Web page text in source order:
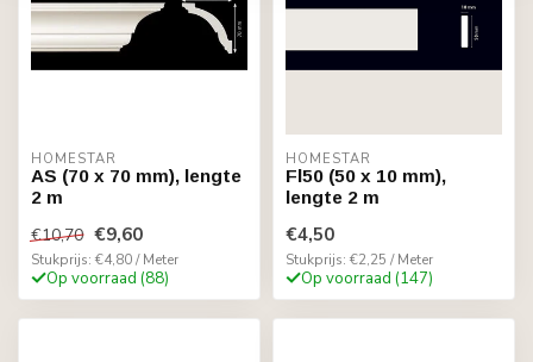
HOMESTAR
AS (70 x 70 mm), lengte
2 m
€10,70 €9,60
Stukprijs: €4,80 / Meter
Op voorraad (88)
HOMESTAR
Fl50 (50 x 10 mm),
lengte 2 m
€4,50
Stukprijs: €2,25 / Meter
Op voorraad (147)